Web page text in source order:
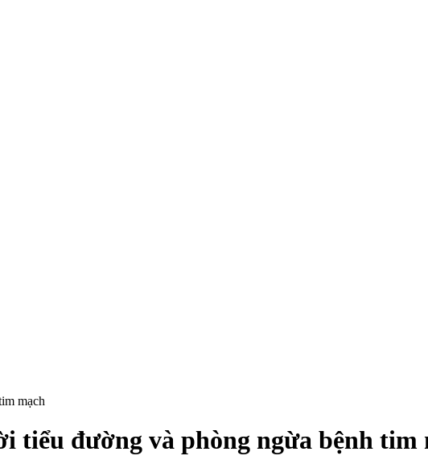
mạch
tiểu đường và phòng ngừa bệnh tim